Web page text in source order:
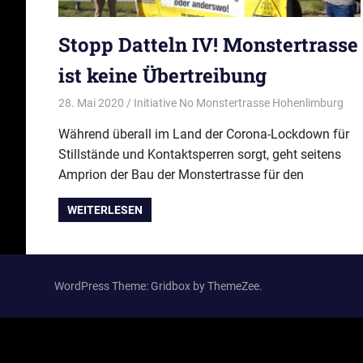
Stopp Datteln IV! Monstertrasse
ist keine Übertreibung
28. Mai 2020 Initiative No Monstertrasse Hohenlimburg
Während überall im Land der Corona-Lockdown für
Stillstände und Kontaktsperren sorgt, geht seitens
Amprion der Bau der Monstertrasse für den
WEITERLESEN
WordPress Theme: Gridbox by ThemeZee.